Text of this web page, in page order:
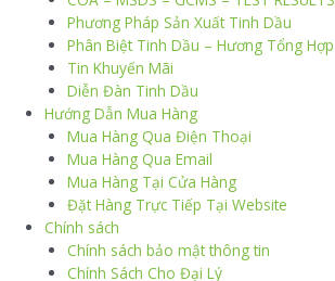
Phương Pháp Sản Xuất Tinh Dầu
Phân Biệt Tinh Dầu – Hương Tổng Hợp
Tin Khuyến Mãi
Diễn Đàn Tinh Dầu
Hướng Dẫn Mua Hàng
Mua Hàng Qua Điện Thoại
Mua Hàng Qua Email
Mua Hàng Tại Cửa Hàng
Đặt Hàng Trực Tiếp Tại Website
Chính sách
Chính sách bảo mật thông tin
Chính Sách Cho Đại Lý